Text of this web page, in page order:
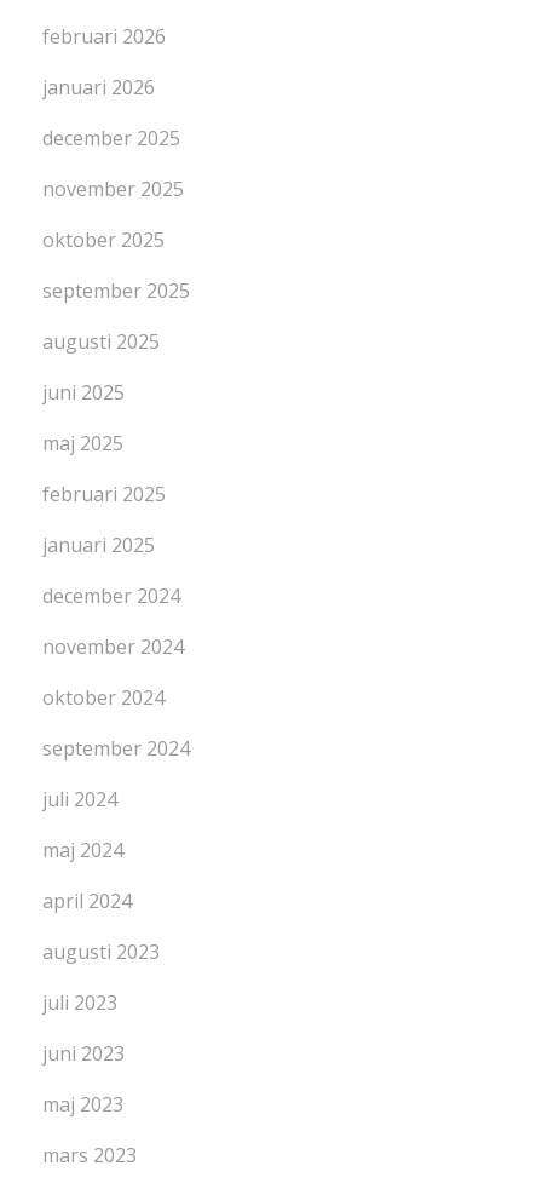
februari 2026
januari 2026
december 2025
november 2025
oktober 2025
september 2025
augusti 2025
juni 2025
maj 2025
februari 2025
januari 2025
december 2024
november 2024
oktober 2024
september 2024
juli 2024
maj 2024
april 2024
augusti 2023
juli 2023
juni 2023
maj 2023
mars 2023